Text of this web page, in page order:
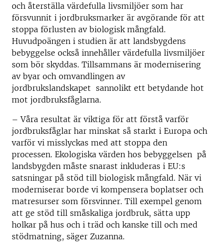
och återställa värdefulla livsmiljöer som har
försvunnit i jordbruksmarker är avgörande för att
stoppa förlusten av biologisk mångfald.
Huvudpoängen i studien är att landsbygdens
bebyggelse också innehåller värdefulla livsmiljöer
som bör skyddas. Tillsammans är modernisering
av byar och omvandlingen av
jordbrukslandskapet sannolikt ett betydande hot
mot jordbruksfåglarna.
– Våra resultat är viktiga för att förstå varför
jordbruksfåglar har minskat så starkt i Europa och
varför vi misslyckas med att stoppa den
processen. Ekologiska värden hos bebyggelsen på
landsbygden måste snarast inkluderas i EU:s
satsningar på stöd till biologisk mångfald. När vi
moderniserar borde vi kompensera boplatser och
matresurser som försvinner. Till exempel genom
att ge stöd till småskaliga jordbruk, sätta upp
holkar på hus och i träd och kanske till och med
stödmatning, säger Zuzanna.